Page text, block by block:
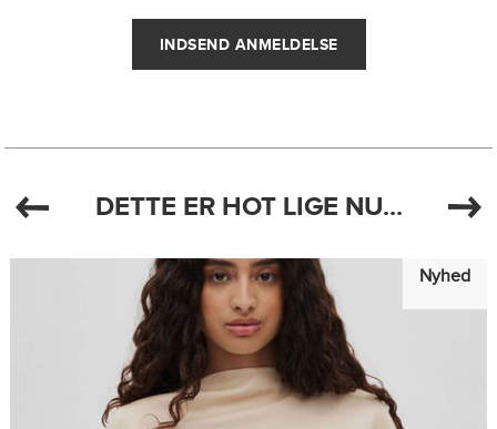
DETTE ER HOT LIGE NU...
Nyhed